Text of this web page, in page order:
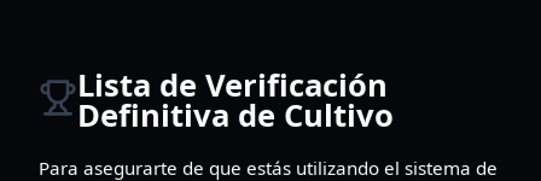
Lista de Verificación
Definitiva de Cultivo
Para asegurarte de que estás utilizando el sistema de